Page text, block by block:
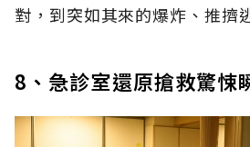
對，到突如其來的爆炸、推擠
8、急診室還原搶救驚悚